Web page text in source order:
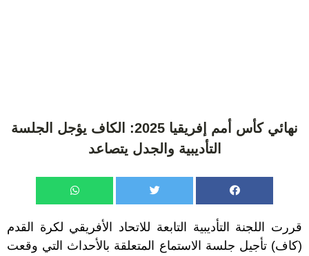
نهائي كأس أمم إفريقيا 2025: الكاف يؤجل الجلسة
التأديبية والجدل يتصاعد
قررت اللجنة التأديبية التابعة للاتحاد الأفريقي لكرة القدم
(كاف) تأجيل جلسة الاستماع المتعلقة بالأحداث التي وقعت